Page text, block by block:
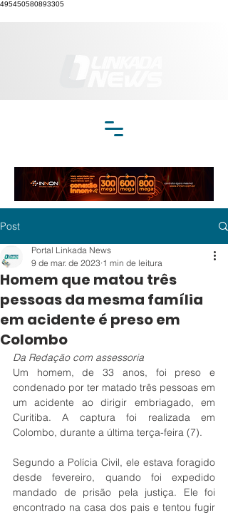
495450580893305
Post
Homem que matou três
pessoas da mesma família
em acidente é preso em
Colombo
Portal Linkada News
9 de mar. de 2023 1 min de leitura
Da Redação com assessoria
Um homem, de 33 anos, foi preso e
condenado por ter matado três pessoas em
um acidente ao dirigir embriagado, em
Curitiba. A captura foi realizada em
Colombo, durante a última terça-feira (7).
Segundo a Polícia Civil, ele estava foragido
desde fevereiro, quando foi expedido
mandado de prisão pela justiça. Ele foi
encontrado na casa dos pais e tentou fugir